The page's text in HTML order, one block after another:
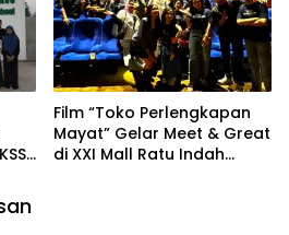
Film “Toko Perlengkapan
Mayat” Gelar Meet & Great
di XXI Mall Ratu Indah